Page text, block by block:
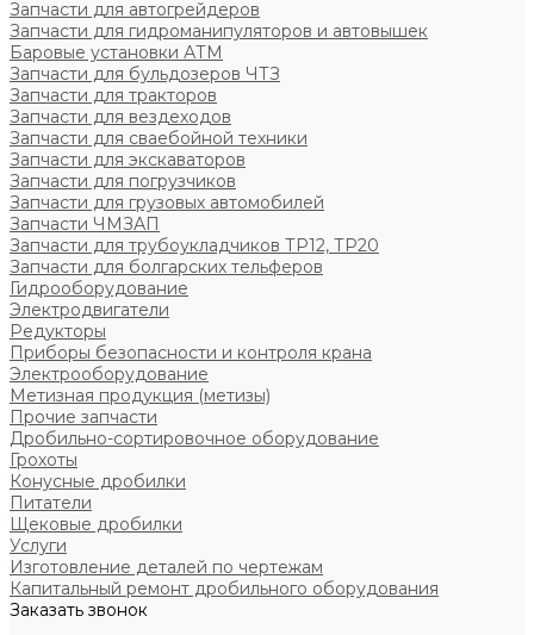
Запчасти для автогрейдеров
Запчасти для гидроманипуляторов и автовышек
Баровые установки АТМ
Запчасти для бульдозеров ЧТЗ
Запчасти для тракторов
Запчасти для вездеходов
Запчасти для сваебойной техники
Запчасти для экскаваторов
Запчасти для погрузчиков
Запчасти для грузовых автомобилей
Запчасти ЧМЗАП
Запчасти для трубоукладчиков ТР12, ТР20
Запчасти для болгарских тельферов
Гидрооборудование
Электродвигатели
Редукторы
Приборы безопасности и контроля крана
Электрооборудование
Метизная продукция (метизы)
Прочие запчасти
Дробильно-сортировочное оборудование
Грохоты
Конусные дробилки
Питатели
Щековые дробилки
Услуги
Изготовление деталей по чертежам
Капитальный ремонт дробильного оборудования
Заказать звонок